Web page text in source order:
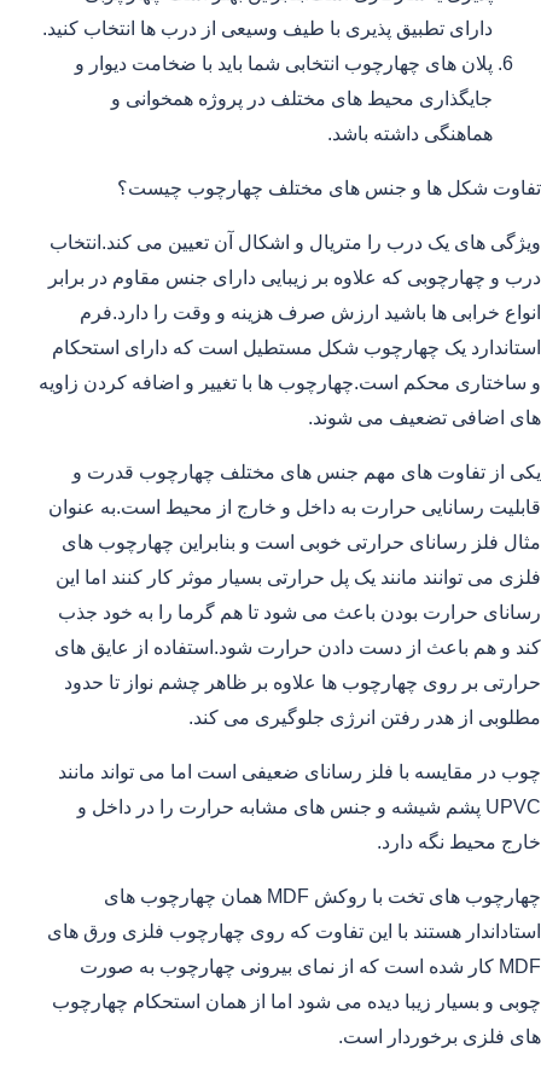
دارای تطبیق پذیری با طیف وسیعی از درب ها انتخاب کنید.
پلان های چهارچوب انتخابی شما باید با ضخامت دیوار و
جایگذاری محیط های مختلف در پروژه همخوانی و
هماهنگی داشته باشد.
تفاوت شکل ها و جنس های مختلف چهارچوب چیست؟
ویژگی های یک درب را متریال و اشکال آن تعیین می کند.انتخاب
درب و چهارچوبی که علاوه بر زیبایی دارای جنس مقاوم در برابر
انواع خرابی ها باشید ارزش صرف هزینه و وقت را دارد.فرم
استاندارد یک چهارچوب شکل مستطیل است که دارای استحکام
و ساختاری محکم است.چهارچوب ها با تغییر و اضافه کردن زاویه
های اضافی تضعیف می شوند.
یکی از تفاوت های مهم جنس های مختلف چهارچوب قدرت و
قابلیت رسانایی حرارت به داخل و خارج از محیط است.به عنوان
مثال فلز رسانای حرارتی خوبی است و بنابراین چهارچوب های
فلزی می توانند مانند یک پل حرارتی بسیار موثر کار کنند اما این
رسانای حرارت بودن باعث می شود تا هم گرما را به خود جذب
کند و هم باعث از دست دادن حرارت شود.استفاده از عایق های
حرارتی بر روی چهارچوب ها علاوه بر ظاهر چشم نواز تا حدود
مطلوبی از هدر رفتن انرژی جلوگیری می کند.
چوب در مقایسه با فلز رسانای ضعیفی است اما می تواند مانند
UPVC پشم شیشه و جنس های مشابه حرارت را در داخل و
خارج محیط نگه دارد.
چهارچوب های تخت با روکش MDF همان چهارچوب های
استاداندار هستند با این تفاوت که روی چهارچوب فلزی ورق های
MDF کار شده است که از نمای بیرونی چهارچوب به صورت
چوبی و بسیار زیبا دیده می شود اما از همان استحکام چهارچوب
های فلزی برخوردار است.